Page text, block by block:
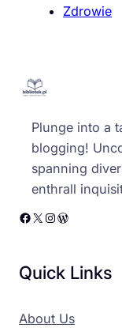
Zdrowie
Plunge into a
blogging!
spanning
enthrall
Facebook X Instagram WordPress
Quick Links
About Us